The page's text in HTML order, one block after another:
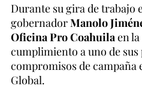
Durante su gira de trabajo
gobernadorManolo
Oficina Pro Coahuila en
cumplimiento a uno de
compromisos de campaña
Global.